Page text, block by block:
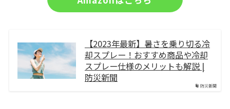
防災新聞
【2023年最新】暑さを乗り切る冷
却スプレー！おすすめ商品や冷却
スプレー仕様のメリットも解説 |
防災新聞